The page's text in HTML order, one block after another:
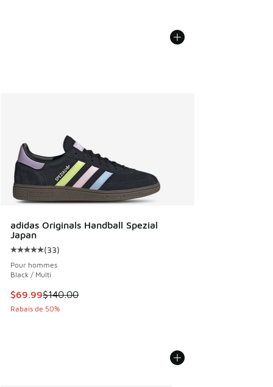
adidas Originals Handball Spezial
Japan
Cote moyenne du client - [5 sur 5 étoiles], 33
(33)
Pour hommes
Black / Multi
Cet article est en solde. Le prix est passé de $140.00 à
$69.99$140.00
Rabais de 50%